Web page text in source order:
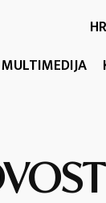
HR
MULTIMEDIJA